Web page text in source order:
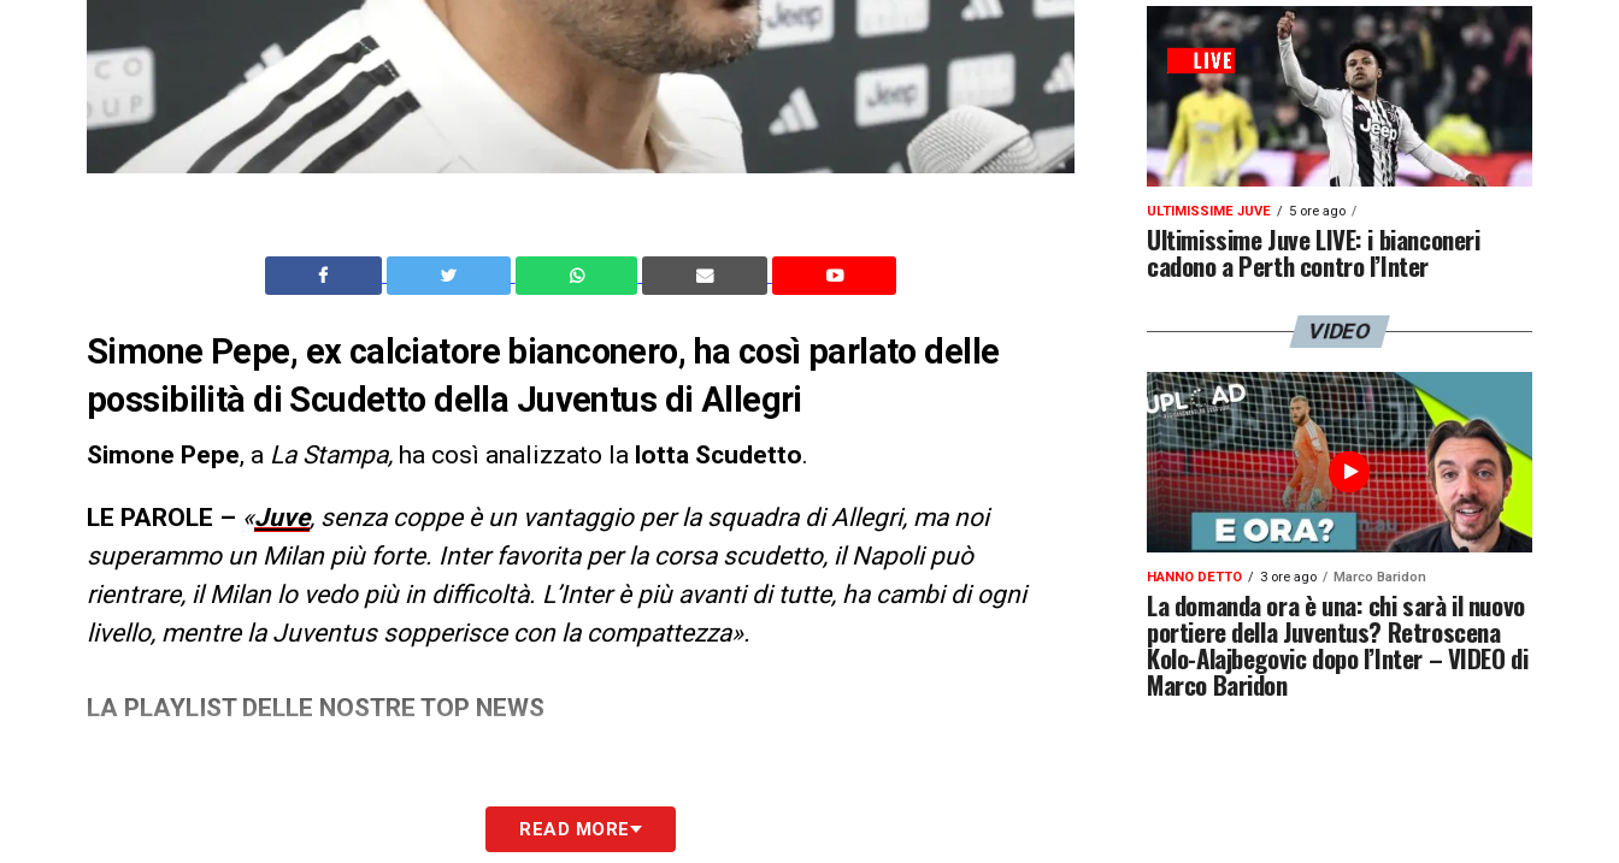
Simone Pepe, ex calciatore bianconero, ha così parlato delle
possibilità di Scudetto della Juventus di Allegri
Simone Pepe, a La Stampa, ha così analizzato la lotta Scudetto.
LE PAROLE – «Juve, senza coppe è un vantaggio per la squadra di Allegri, ma noi
superammo un Milan più forte. Inter favorita per la corsa scudetto, il Napoli può
rientrare, il Milan lo vedo più in difficoltà. L’Inter è più avanti di tutte, ha cambi di ogni
livello, mentre la Juventus sopperisce con la compattezza».
LA PLAYLIST DELLE NOSTRE TOP NEWS
READ MORE
ULTIMISSIME JUVE 5 ore ago
Ultimissime Juve LIVE: i bianconeri
cadono a Perth contro l’Inter
VIDEO
HANNO DETTO 3 ore ago Marco Baridon
La domanda ora è una: chi sarà il nuovo
portiere della Juventus? Retroscena
Kolo-Alajbegovic dopo l’Inter – VIDEO di
Marco Baridon